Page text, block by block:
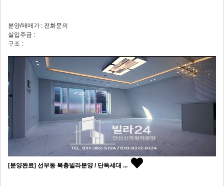
분양/매매가 : 전화문의
실입주금 :
구조 :
[분양완료] 선부동 복층빌라분양 / 단독세대 ...